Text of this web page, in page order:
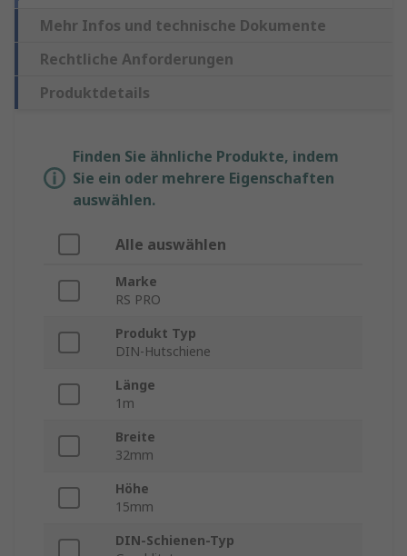
Mehr Infos und technische Dokumente
Rechtliche Anforderungen
Produktdetails
Finden Sie ähnliche Produkte, indem
Sie ein oder mehrere Eigenschaften
auswählen.
Alle auswählen
Marke
RS PRO
Produkt Typ
DIN-Hutschiene
Länge
1m
Breite
32mm
Höhe
15mm
DIN-Schienen-Typ